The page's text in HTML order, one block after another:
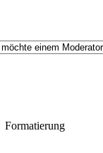
Formatierung